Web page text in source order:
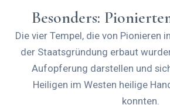
Besonders:
Die vier Tempel, die von Pionieren
der Staatsgründung erbaut
Aufopferung darstellen und
Heiligen im Westen heilige
konnten.